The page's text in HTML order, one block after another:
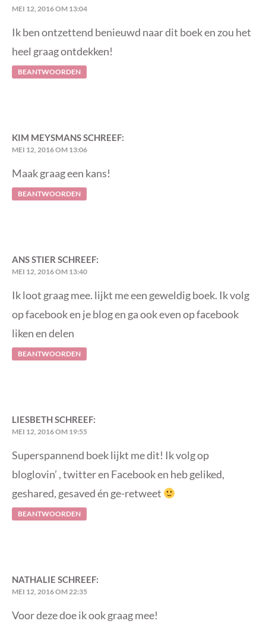
MEI 12, 2016 OM 13:04
Ik ben ontzettend benieuwd naar dit boek en zou het
heel graag ontdekken!
BEANTWOORDEN
KIM MEYSMANSSCHREEF:
MEI 12, 2016 OM 13:06
Maak graag een kans!
BEANTWOORDEN
ANS STIER SCHREEF:
MEI 12, 2016 OM 13:40
Ik loot graag mee. lijkt me een geweldig boek. Ik volg
op facebook en je blog en ga ook even op facebook
liken en delen
BEANTWOORDEN
LIESBETHSCHREEF:
MEI 12, 2016 OM 19:55
Superspannend boek lijkt me dit! Ik volg op
bloglovin’ , twitter en Facebook en heb geliked,
geshared, gesaved én ge-retweet
BEANTWOORDEN
NATHALIE SCHREEF:
MEI 12, 2016 OM 22:35
Voor deze doe ik ook graag mee!